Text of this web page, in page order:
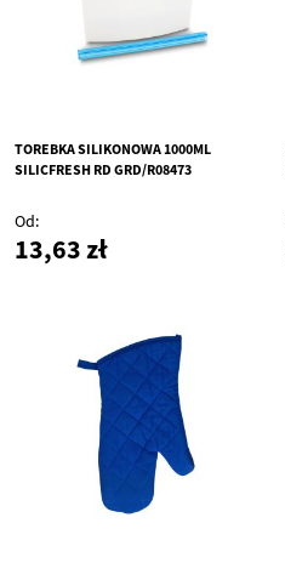
TOREBKA SILIKONOWA 1000ML
SILICFRESH RD GRD/R08473
Od
13,63 zł